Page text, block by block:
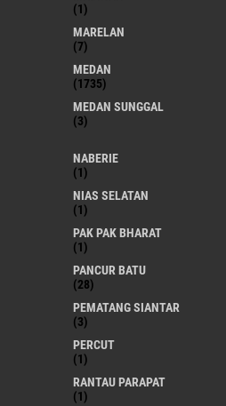
(1)
MARELAN
(7)
MEDAN
(1735)
MEDAN SUNGGAL
(3)
NABERIE
(1)
NIAS SELATAN
(1)
PAK PAK BHARAT
(1)
PANCUR BATU
(28)
PEMATANG SIANTAR
(3)
PERCUT
(1)
RANTAU PARAPAT
(1)